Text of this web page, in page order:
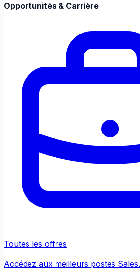
Opportunités & Carrière
Toutes les offres
Accédez aux meilleurs postes Sales.